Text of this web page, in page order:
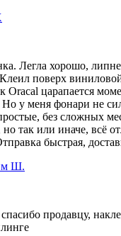
Легла хорошо,
поверх
Oracal царапается
Но у меня фонари не
без сложных
так или иначе, всё
быстрая,
продавцу,